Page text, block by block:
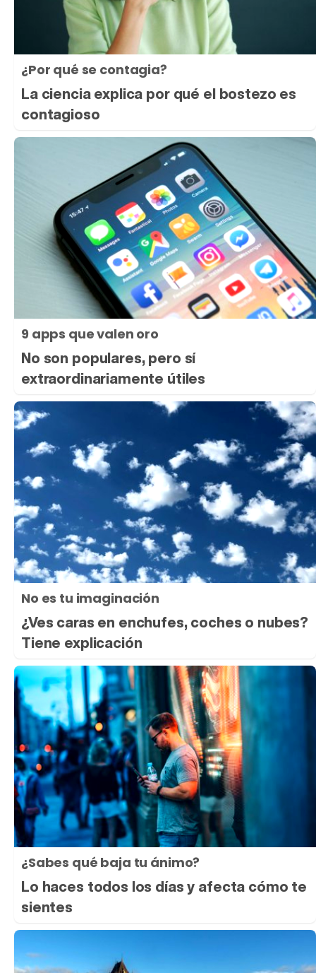
¿Por qué se contagia?
La ciencia explica por qué el bostezo es
contagioso
9 apps que valen oro
No son populares, pero sí
extraordinariamente útiles
No es tu imaginación
¿Ves caras en enchufes, coches o nubes?
Tiene explicación
¿Sabes qué baja tu ánimo?
Lo haces todos los días y afecta cómo te
sientes